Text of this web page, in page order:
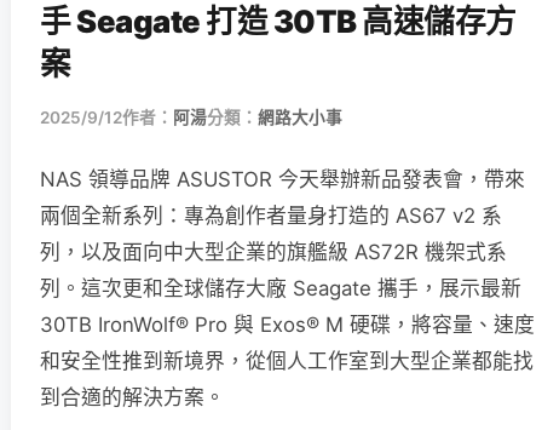
手 Seagate 打造 30TB 高速儲存方
案
2025/9/12作者： 阿湯分類： 網路大小事
NAS 領導品牌 ASUSTOR 今天舉辦新品發表會，帶來
兩個全新系列：專為創作者量身打造的 AS67 v2 系
列，以及面向中大型企業的旗艦級 AS72R 機架式系
列。這次更和全球儲存大廠 Seagate 攜手，展示最新
30TB IronWolf® Pro 與 Exos® M 硬碟，將容量、速度
和安全性推到新境界，從個人工作室到大型企業都能找
到合適的解決方案。